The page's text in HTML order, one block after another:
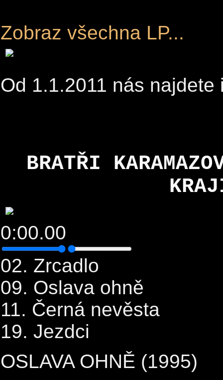
Zobraz všechna LP...
Od 1.1.2011 nás
BRATŘI
0:00.00
02. Zrcadlo
09. Oslava ohně
11. Černá nevěsta
19. Jezdci
OSLAVA OHNĚ (1995)